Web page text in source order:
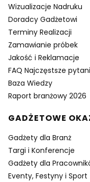
Wizualizacje Nadruku
Doradcy Gadżetowi
Terminy Realizacji
Zamawianie próbek
Jakość i Reklamacje
FAQ Najczęstsze
Baza Wiedzy
Raport branżowy 2026
GADŻETOWE
Gadżety dla Branż
Targi i Konferencje
Gadżety dla
Eventy, Festyny i Sport